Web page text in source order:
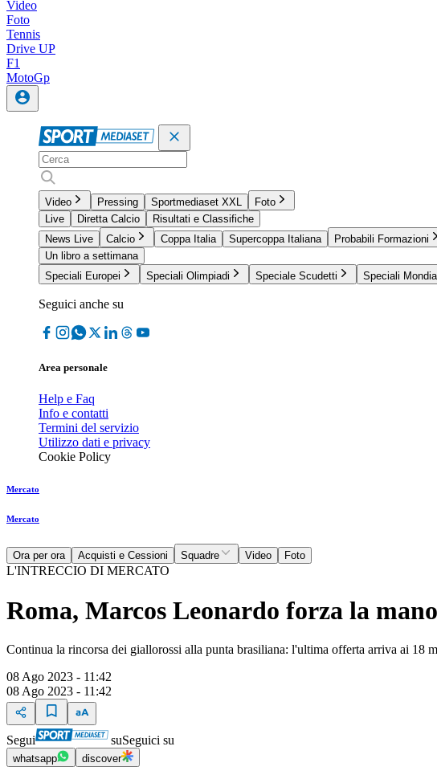
Video
Foto
Tennis
Drive UP
F1
MotoGp
Video Pressing Sportmediaset XXL
Foto
Live
Diretta Calcio
Risultati e Classifiche
News Live
Calcio Coppa Italia Supercoppa Italiana Probabili Formazioni
Un libro a settimana
Speciali Europei
Speciali Olimpiadi Speciale Scudetti Speciali
Seguici anche su
Area personale
Help e Faq
Info e contatti
Termini del servizio
Utilizzo dati e privacy
Cookie Policy
Mercato
Mercato
Ora per ora Acquisti e Cessioni Squadre Video Foto
L'INTRECCIO DI MERCATO
Roma, Marcos Leonardo forza la
Continua la rincorsa dei giallorossi alla punta brasiliana: l'ultima offerta arriva ai 18
08 Ago 2023 - 11:42
08 Ago 2023 - 11:42
Segui suSeguici su
whatsapp discover